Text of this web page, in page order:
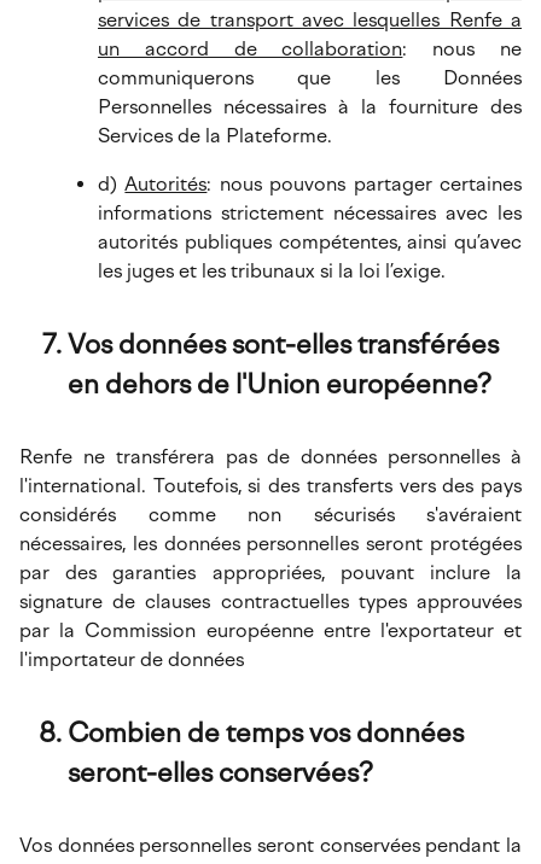
services de transport avec lesquelles Renfe a
un accord de collaboration: nous ne
communiquerons que les Données
Personnelles nécessaires à la fourniture des
Services de la Plateforme.
d)Autorités: nous pouvons partager certaines
informations strictement nécessaires avec les
autorités publiques compétentes, ainsi qu’avec
les juges et les tribunaux si la loi l’exige.
Vos données sont-elles transférées
en dehors de l'Union européenne?
Renfe ne transférera pas de données personnelles à
l'international. Toutefois, si des transferts vers des pays
considérés comme non sécurisés s'avéraient
nécessaires, les données personnelles seront protégées
par des garanties appropriées, pouvant inclure la
signature de clauses contractuelles types approuvées
par la Commission européenne entre l'exportateur et
l'importateur de données
Combien de temps vos données
seront-elles conservées?
Vos données personnelles seront conservées pendant la